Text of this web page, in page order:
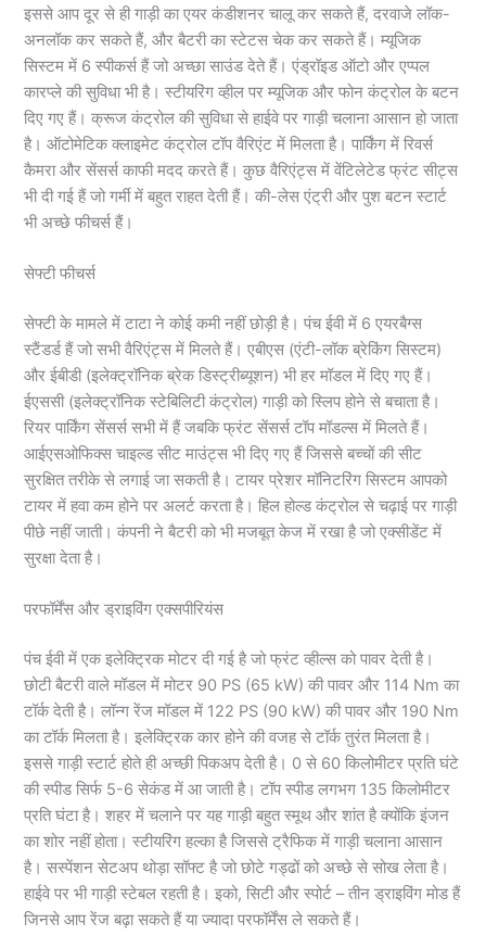
इससे आप दूर से ही गाड़ी का एयर कंडीशनर चालू कर सकते हैं, दरवाजे लॉक-
अनलॉक कर सकते हैं, और बैटरी का स्टेटस चेक कर सकते हैं। म्यूजिक
सिस्टम में 6 स्पीकर्स हैं जो अच्छा साउंड देते हैं। एंड्रॉइड ऑटो और एप्पल
कारप्ले की सुविधा भी है। स्टीयरिंग व्हील पर म्यूजिक और फोन कंट्रोल के बटन
दिए गए हैं। क्रूज कंट्रोल की सुविधा से हाईवे पर गाड़ी चलाना आसान हो जाता
है। ऑटोमेटिक क्लाइमेट कंट्रोल टॉप वैरिएंट में मिलता है। पार्किंग में रिवर्स
कैमरा और सेंसर्स काफी मदद करते हैं। कुछ वैरिएंट्स में वेंटिलेटेड फ्रंट सीट्स
भी दी गई हैं जो गर्मी में बहुत राहत देती हैं। की-लेस एंट्री और पुश बटन स्टार्ट
भी अच्छे फीचर्स हैं।
सेफ्टी फीचर्स
सेफ्टी के मामले में टाटा ने कोई कमी नहीं छोड़ी है। पंच ईवी में 6 एयरबैग्स
स्टैंडर्ड हैं जो सभी वैरिएंट्स में मिलते हैं। एबीएस (एंटी-लॉक ब्रेकिंग सिस्टम)
और ईबीडी (इलेक्ट्रॉनिक ब्रेक डिस्ट्रीब्यूशन) भी हर मॉडल में दिए गए हैं।
ईएससी (इलेक्ट्रॉनिक स्टेबिलिटी कंट्रोल) गाड़ी को स्लिप होने से बचाता है।
रियर पार्किंग सेंसर्स सभी में हैं जबकि फ्रंट सेंसर्स टॉप मॉडल्स में मिलते हैं।
आईएसओफिक्स चाइल्ड सीट माउंट्स भी दिए गए हैं जिससे बच्चों की सीट
सुरक्षित तरीके से लगाई जा सकती है। टायर प्रेशर मॉनिटरिंग सिस्टम आपको
टायर में हवा कम होने पर अलर्ट करता है। हिल होल्ड कंट्रोल से चढ़ाई पर गाड़ी
पीछे नहीं जाती। कंपनी ने बैटरी को भी मजबूत केज में रखा है जो एक्सीडेंट में
सुरक्षा देता है।
परफॉर्मेंस और ड्राइविंग एक्सपीरियंस
पंच ईवी में एक इलेक्ट्रिक मोटर दी गई है जो फ्रंट व्हील्स को पावर देती है।
छोटी बैटरी वाले मॉडल में मोटर 90 PS (65 kW) की पावर और 114 Nm का
टॉर्क देती है। लॉन्ग रेंज मॉडल में 122 PS (90 kW) की पावर और 190 Nm
का टॉर्क मिलता है। इलेक्ट्रिक कार होने की वजह से टॉर्क तुरंत मिलता है।
इससे गाड़ी स्टार्ट होते ही अच्छी पिकअप देती है। 0 से 60 किलोमीटर प्रति घंटे
की स्पीड सिर्फ 5-6 सेकंड में आ जाती है। टॉप स्पीड लगभग 135 किलोमीटर
प्रति घंटा है। शहर में चलाने पर यह गाड़ी बहुत स्मूथ और शांत है क्योंकि इंजन
का शोर नहीं होता। स्टीयरिंग हल्का है जिससे ट्रैफिक में गाड़ी चलाना आसान
है। सस्पेंशन सेटअप थोड़ा सॉफ्ट है जो छोटे गड्ढों को अच्छे से सोख लेता है।
हाईवे पर भी गाड़ी स्टेबल रहती है। इको, सिटी और स्पोर्ट – तीन ड्राइविंग मोड हैं
जिनसे आप रेंज बढ़ा सकते हैं या ज्यादा परफॉर्मेंस ले सकते हैं।